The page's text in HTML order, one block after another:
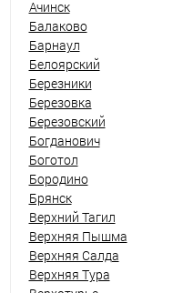
Ачинск
Балаково
Барнаул
Белоярский
Березники
Березовка
Березовский
Богданович
Боготол
Бородино
Брянск
Верхний Тагил
Верхняя Пышма
Верхняя Салда
Верхняя Тура